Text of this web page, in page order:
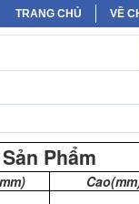
TRANG CHỦ VỀ
Phẩm